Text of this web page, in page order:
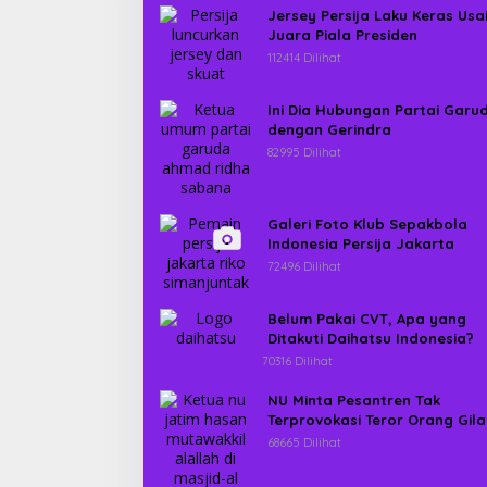
Jersey Persija Laku Keras Usai
Juara Piala Presiden
112414 Dilihat
Ini Dia Hubungan Partai
dengan Gerindra
82995 Dilihat
Galeri Foto Klub Sepakbola
Indonesia Persija Jakarta
72496 Dilihat
Belum Pakai CVT, Apa yang
Ditakuti Daihatsu Indonesia?
70316 Dilihat
NU Minta Pesantren Tak
Terprovokasi Teror Orang Gila
68665 Dilihat